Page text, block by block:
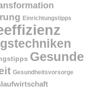
Einrichtungstipps
Gesunde
Gesundheitsvorsorge